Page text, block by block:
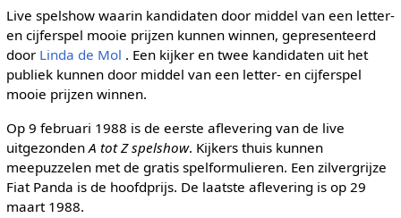
Live spelshow waarin kandidaten door middel van een letter-
en cijferspel mooie prijzen kunnen winnen, gepresenteerd
door Linda de Mol . Een kijker en twee kandidaten uit het
publiek kunnen door middel van een letter- en cijferspel
mooie prijzen winnen.
Op 9 februari 1988 is de eerste aflevering van de live
uitgezonden A tot Z spelshow. Kijkers thuis kunnen
meepuzzelen met de gratis spelformulieren. Een zilvergrijze
Fiat Panda is de hoofdprijs. De laatste aflevering is op 29
maart 1988.